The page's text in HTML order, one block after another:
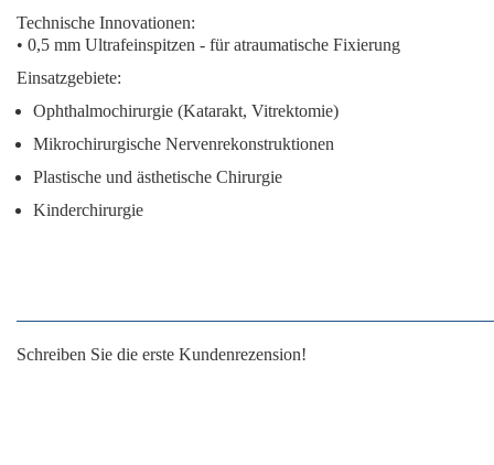
Technische Innovationen:
• 0,5 mm Ultrafeinspitzen - für atraumatische Fixierung
Einsatzgebiete:
Ophthalmochirurgie (Katarakt, Vitrektomie)
Mikrochirurgische Nervenrekonstruktionen
Plastische und ästhetische Chirurgie
Kinderchirurgie
Schreiben Sie die erste Kundenrezension!